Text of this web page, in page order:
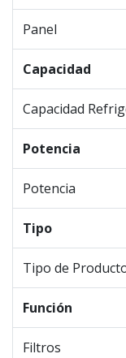
Panel
Capacidad
Capacidad
Potencia
Potencia
Tipo
Tipo de
Función
Filtros